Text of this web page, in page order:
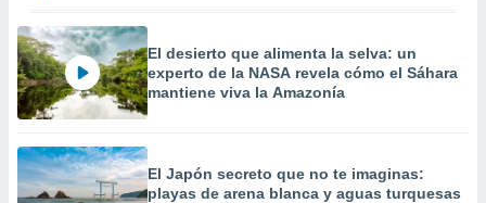
El desierto que alimenta la selva: un
experto de la NASA revela cómo el Sáhara
mantiene viva la Amazonía
El Japón secreto que no te imaginas:
playas de arena blanca y aguas turquesas